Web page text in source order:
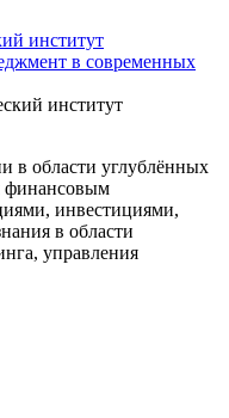
институт
в современных
в области углублённых
финансовым
инвестициями,
в области
управления